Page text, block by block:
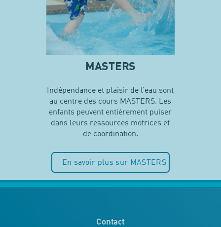
MASTERS
Indépendance et plaisir de l’eau sont
au centre des cours MASTERS. Les
enfants peuvent entièrement puiser
dans leurs ressources motrices et
de coordination.
En savoir plus sur MASTERS
Contact